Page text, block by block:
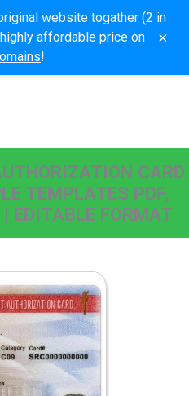
website togather (2 in
affordable price on
!
×
CARD
TEMPLATES PDF,
EDITABLE FORMAT